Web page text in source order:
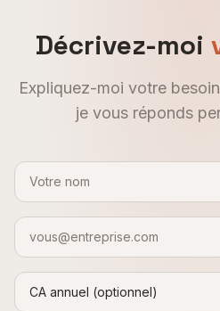
Décrivez-moi
Expliquez-moi votre
je vous réponds